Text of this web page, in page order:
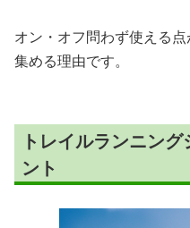
オン・オフ問わず使える
集める理由です。
トレイルランニン
ント